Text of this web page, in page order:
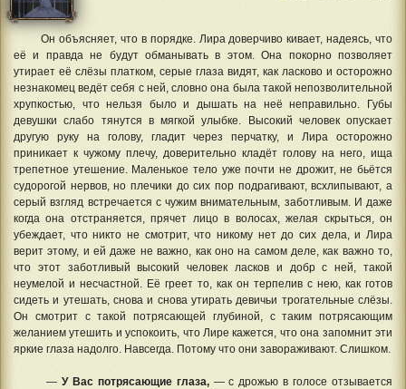
Он объясняет, что в порядке. Лира доверчиво кивает, надеясь, что
её и правда не будут обманывать в этом. Она покорно позволяет
утирает её слёзы платком, серые глаза видят, как ласково и осторожно
незнакомец ведёт себя с ней, словно она была такой непозволительной
хрупкостью, что нельзя было и дышать на неё неправильно. Губы
девушки слабо тянутся в мягкой улыбке. Высокий человек опускает
другую руку на голову, гладит через перчатку, и Лира осторожно
приникает к чужому плечу, доверительно кладёт голову на него, ища
трепетное утешение. Маленькое тело уже почти не дрожит, не бьётся
судорогой нервов, но плечики до сих пор подрагивают, всхлипывают, а
серый взгляд встречается с чужим внимательным, заботливым. И даже
когда она отстраняется, прячет лицо в волосах, желая скрыться, он
убеждает, что никто не смотрит, что никому нет до сих дела, и Лира
верит этому, и ей даже не важно, как оно на самом деле, как важно то,
что этот заботливый высокий человек ласков и добр с ней, такой
неумелой и несчастной. Её греет то, как он терпелив с нею, как готов
сидеть и утешать, снова и снова утирать девичьи трогательные слёзы.
Он смотрит с такой потрясающей глубиной, с таким потрясающим
желанием утешить и успокоить, что Лире кажется, что она запомнит эти
яркие глаза надолго. Навсегда. Потому что они завораживают. Слишком.
—У Вас потрясающие глаза, — с дрожью в голосе отзывается